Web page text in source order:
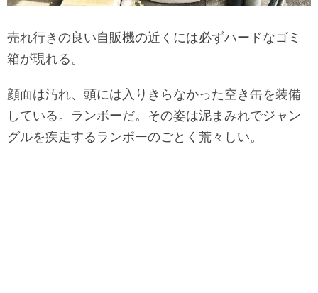
売れ行きの良い自販機の近くには必ずハードなゴミ
箱が現れる。
顔面は汚れ、頭には入りきらなかった空き缶を装備
している。ランボーだ。その姿は泥まみれでジャン
グルを疾走するランボーのごとく荒々しい。